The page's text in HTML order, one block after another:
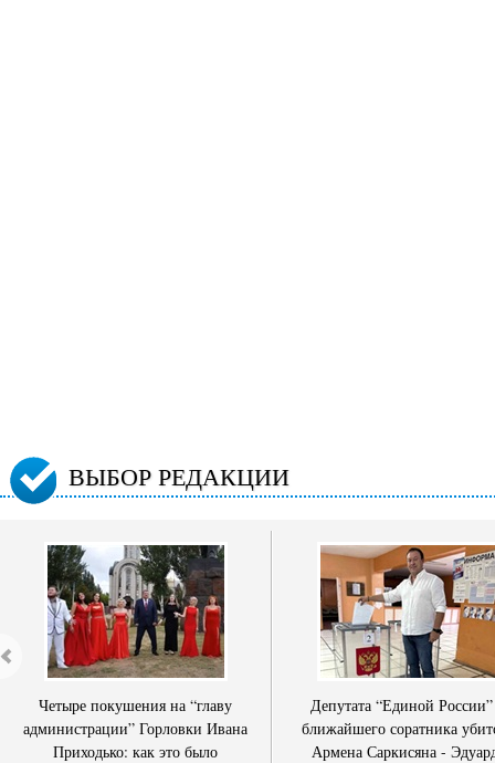
ВЫБОР РЕДАКЦИИ
Четыре покушения на “главу
администрации” Горловки Ивана
Приходько: как это было
Депутата “Единой
ближайшего соратника
Армена Саркисяна -